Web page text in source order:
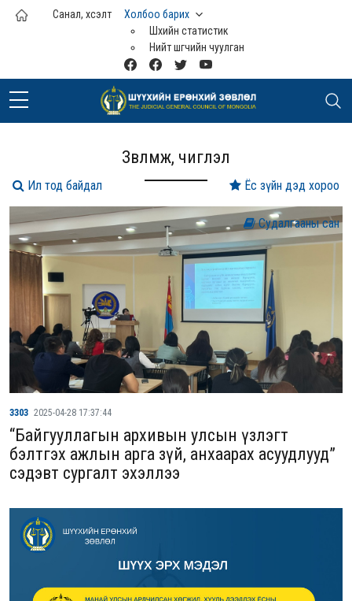
Үндсэн агуулга руу шилжих
Санал, хүсэлт
Холбоо барих
Шүүхийн статистик
Нийт шүүгчийн чуулган
Зөвлөмж, чиглэл
3303 2025-04-28 17:37:44
“Байгууллагын архивын улсын үзлэгт
бэлтгэх ажлын арга зүй, анхаарах асуудлууд”
сэдэвт сургалт эхэллээ
Судалгааны сан
Ёс зүйн дэд хороо
Ил тод байдал